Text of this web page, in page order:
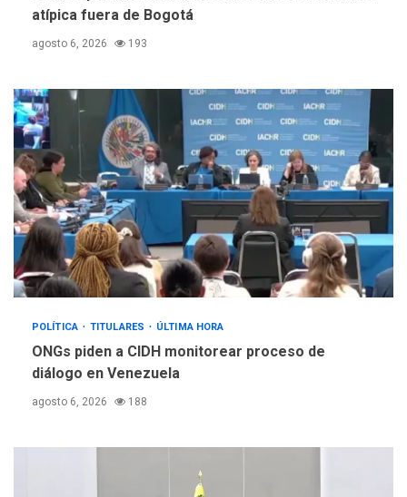
atípica fuera de Bogotá
agosto 6, 2026 193
POLÍTICA TITULARES ÚLTIMA HORA
ONGs piden a CIDH monitorear proceso de
diálogo en Venezuela
agosto 6, 2026 188